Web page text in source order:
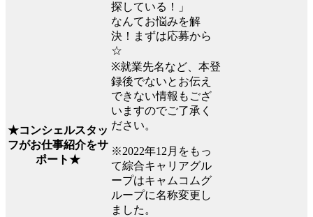
★コンシェルスタッ
フがお仕事紹介をサ
ポート★
探している！」
なんてお悩みを解
決！まずは応募から
☆
※就業先名など、本登
録後でないとお伝え
できない情報もござ
いますのでご了承く
ださい。
※2022年12月をもっ
て綜合キャリアグル
ープはキャムコムグ
ループに名称変更し
ました。